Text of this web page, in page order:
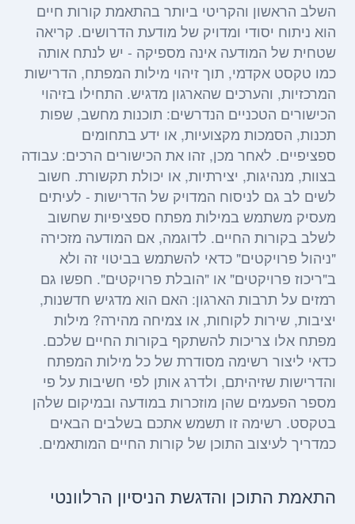
השלב הראשון והקריטי ביותר בהתאמת קורות חיים
הוא ניתוח יסודי ומדויק של מודעת הדרושים. קריאה
שטחית של המודעה אינה מספיקה - יש לנתח אותה
כמו טקסט אקדמי, תוך זיהוי מילות המפתח, הדרישות
המרכזיות, והערכים שהארגון מדגיש. התחילו בזיהוי
הכישורים הטכניים הנדרשים: תוכנות מחשב, שפות
תכנות, הסמכות מקצועיות, או ידע בתחומים
ספציפיים. לאחר מכן, זהו את הכישורים הרכים: עבודה
בצוות, מנהיגות, יצירתיות, או יכולת תקשורת. חשוב
לשים לב גם לניסוח המדויק של הדרישות - לעיתים
מעסיק משתמש במילות מפתח ספציפיות שחשוב
לשלב בקורות החיים. לדוגמה, אם המודעה מזכירה
"ניהול פרויקטים" כדאי להשתמש בביטוי זה ולא
ב"ריכוז פרויקטים" או "הובלת פרויקטים". חפשו גם
רמזים על תרבות הארגון: האם הוא מדגיש חדשנות,
יציבות, שירות לקוחות, או צמיחה מהירה? מילות
מפתח אלו צריכות להשתקף בקורות החיים שלכם.
כדאי ליצור רשימה מסודרת של כל מילות המפתח
והדרישות שזיהיתם, ולדרג אותן לפי חשיבות על פי
מספר הפעמים שהן מוזכרות במודעה ובמיקום שלהן
בטקסט. רשימה זו תשמש אתכם בשלבים הבאים
כמדריך לעיצוב התוכן של קורות החיים המותאמים.
התאמת התוכן והדגשת הניסיון הרלוונטי